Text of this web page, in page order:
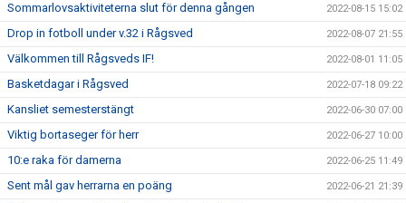
Sommarlovsaktiviteterna slut för denna gången 2022-08-15 15:02
Drop in fotboll under v.32 i Rågsved 2022-08-07 21:55
Välkommen till Rågsveds IF! 2022-08-01 11:05
Basketdagar i Rågsved 2022-07-18 09:22
Kansliet semesterstängt 2022-06-30 07:00
Viktig bortaseger för herr 2022-06-27 10:00
10:e raka för damerna 2022-06-25 11:49
Sent mål gav herrarna en poäng 2022-06-21 21:39